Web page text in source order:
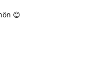
😊